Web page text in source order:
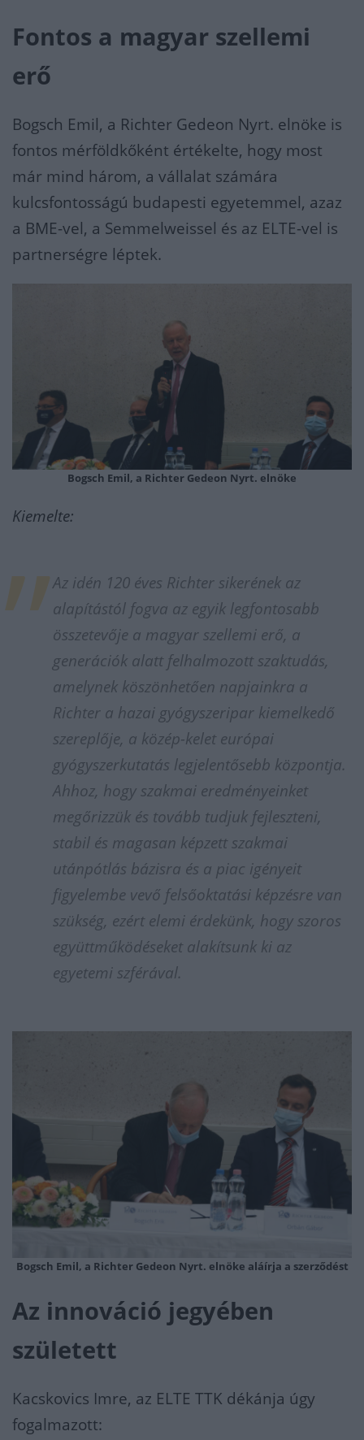
Fontos a magyar szellemi
erő
Bogsch Emil, a Richter Gedeon Nyrt. elnöke is
fontos mérföldkőként értékelte, hogy most
már mind három, a vállalat számára
kulcsfontosságú budapesti egyetemmel, azaz
a BME-vel, a Semmelweissel és az ELTE-vel is
partnerségre léptek.
Bogsch Emil, a Richter Gedeon Nyrt. elnöke
Kiemelte:
Az idén 120 éves Richter sikerének az
alapítástól fogva az egyik legfontosabb
összetevője a magyar szellemi erő, a
generációk alatt felhalmozott szaktudás,
amelynek köszönhetően napjainkra a
Richter a hazai gyógyszeripar kiemelkedő
szereplője, a közép-kelet európai
gyógyszerkutatás legjelentősebb központja.
Ahhoz, hogy szakmai eredményeinket
megőrizzük és tovább tudjuk fejleszteni,
stabil és magasan képzett szakmai
utánpótlás bázisra és a piac igényeit
figyelembe vevő felsőoktatási képzésre van
szükség, ezért elemi érdekünk, hogy szoros
együttműködéseket alakítsunk ki az
egyetemi szférával.
Bogsch Emil, a Richter Gedeon Nyrt. elnöke aláírja a szerződést
Az innováció jegyében
született
Kacskovics Imre, az ELTE TTK dékánja úgy
fogalmazott: